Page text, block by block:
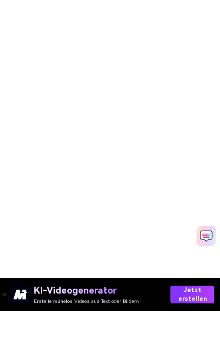
KI-Videogenerator
Erstelle mühelos Videos aus Text oder Bildern
Jetzt
erstellen